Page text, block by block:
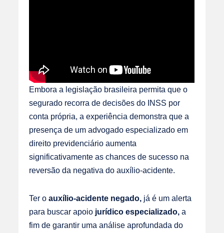
Embora a legislação brasileira permita que o
segurado recorra de decisões do INSS por
conta própria, a experiência demonstra que a
presença de um advogado especializado em
direito previdenciário aumenta
significativamente as chances de sucesso na
reversão da negativa do auxílio-acidente.
Ter o auxílio-acidente negado, já é um alerta
para buscar apoio jurídico especializado, a
fim de garantir uma análise aprofundada do